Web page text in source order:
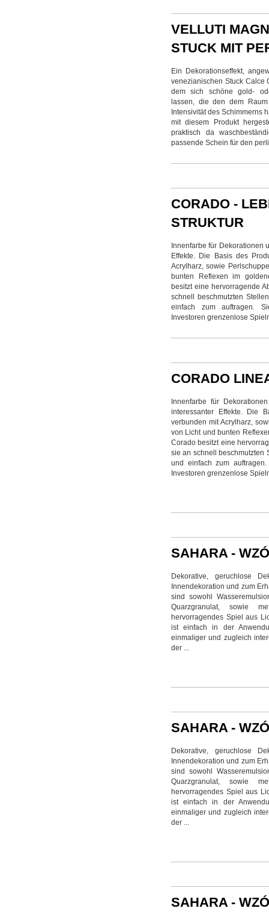
VELLUTI
STUCK MIT
Ein Dekorationseffekt,
venezianischen Stuck Calce
dem sich schöne gold-
lassen, die den dem
Intensivität des Schimmerns
mit diesem Produkt
praktisch da
passende Schein für den
CORADO -
STRUKTUR
Innenfarbe für Dekorationen
Effekte. Die Basis des
Acrylharz, sowie
bunten Reflexen im
besitzt eine hervorragende
schnell beschmutzten
einfach zum auftragen.
Investoren grenzenlose
CORADO
Innenfarbe für
interessanter Effekte. Die
verbunden mit Acrylharz,
von Licht und bunten
Corado besitzt eine
sie an schnell beschmutzten
und einfach zum
Investoren grenzenlose
SAHARA -
Dekorative, geruchlose
Innendekoration und zum
sind sowohl
Quarzgranulat, sowie
hervorragendes Spiel aus
ist einfach in der
einmaliger und zugleich
der ...
SAHARA -
Dekorative, geruchlose
Innendekoration und zum
sind sowohl
Quarzgranulat, sowie
hervorragendes Spiel aus
ist einfach in der
einmaliger und zugleich
der ...
SAHARA -